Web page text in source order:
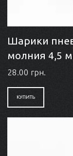
Шарики
молния 4,5
28.00 грн.
КУПИТЬ